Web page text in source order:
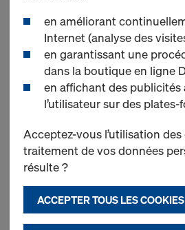
Tour
17 produits trouvés
Cadre
Neuf
en améliorant
Internet (analyse des
en garantissant une
dans la boutique en ligne
en affichant des publicités
l’utilisateur sur des
Acceptez-vous l’utilisation
traitement de vos données
résulte ?
ACCEPTER TOUS LES